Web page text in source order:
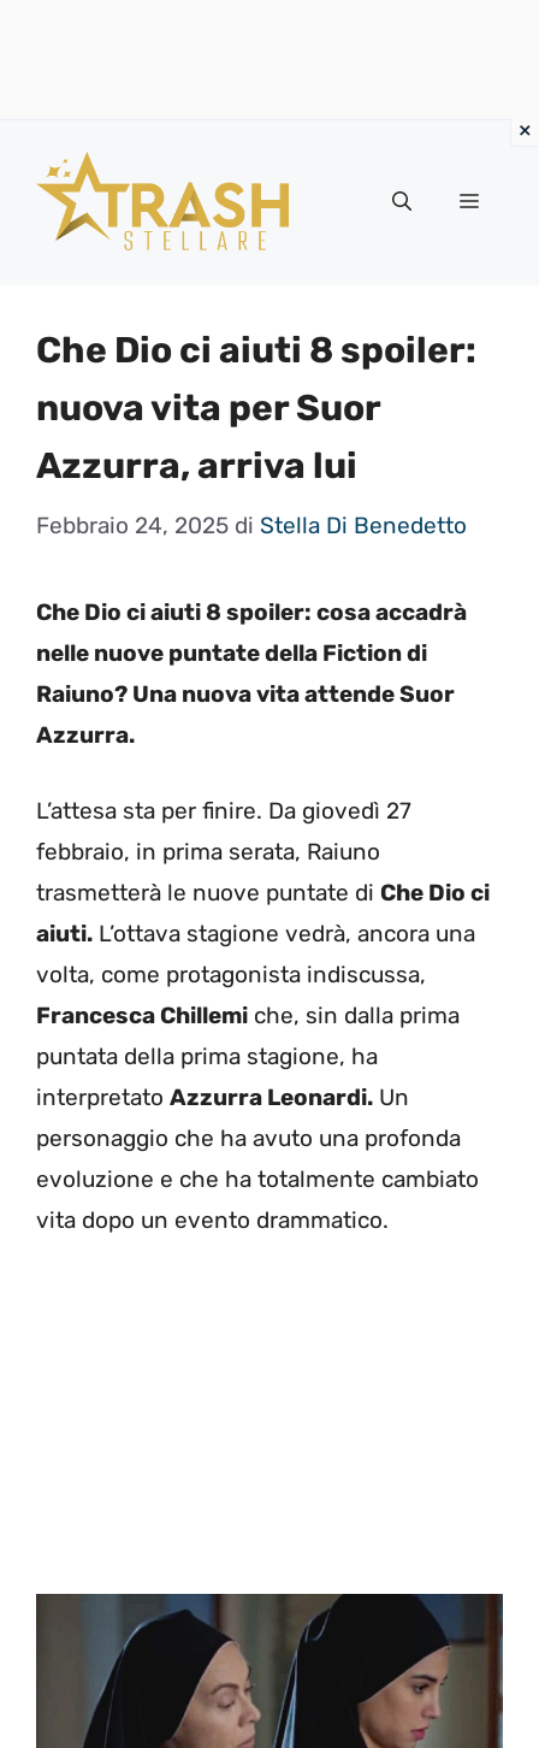
contenuto
Menu
Che Dio ci aiuti 8 spoiler:
nuova vita per Suor
Azzurra, arriva lui
Febbraio 24, 2025 di Stella Di Benedetto
Che Dio ci aiuti 8 spoiler: cosa accadrà
nelle nuove puntate della Fiction di
Raiuno? Una nuova vita attende Suor
Azzurra.
L’attesa sta per finire. Da giovedì 27
febbraio, in prima serata, Raiuno
trasmetterà le nuove puntate di Che Dio ci
aiuti. L’ottava stagione vedrà, ancora una
volta, come protagonista indiscussa,
Francesca Chillemi che, sin dalla prima
puntata della prima stagione, ha
interpretato Azzurra Leonardi. Un
personaggio che ha avuto una profonda
evoluzione e che ha totalmente cambiato
vita dopo un evento drammatico.